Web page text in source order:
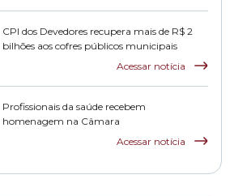
CPI dos Devedores recupera mais de R$ 2
bilhões aos cofres públicos municipais
Acessar notícia
Profissionais da saúde recebem
homenagem na Câmara
Acessar notícia